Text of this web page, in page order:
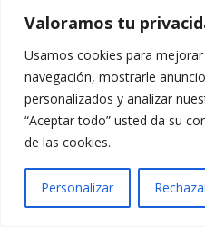
Valoramos tu
Usamos cookies para
navegación, mostrarle
personalizados y analizar
“Aceptar todo” usted da su
de las cookies.
Personalizar
Kilimanjaro (JRO),
principales
norte de
está ubicado a
Cuenta con
y recibe vuelos
